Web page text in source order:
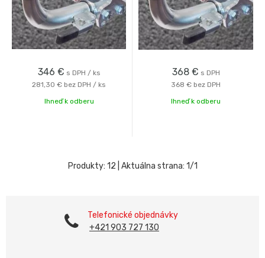
346 € s DPH / ks
281,30 € bez DPH / ks
Ihneď k odberu
368 € s DPH
368 € bez DPH
Ihneď k odberu
Produkty: 12 | Aktuálna strana: 1/1
Telefonické objednávky
+421 903 727 130